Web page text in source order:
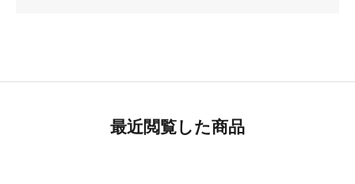
最近閲覧した商品